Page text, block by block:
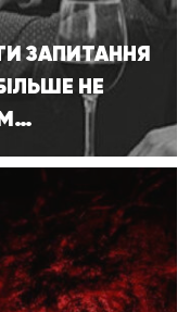
ЗАПИТАННЯ
НЕ